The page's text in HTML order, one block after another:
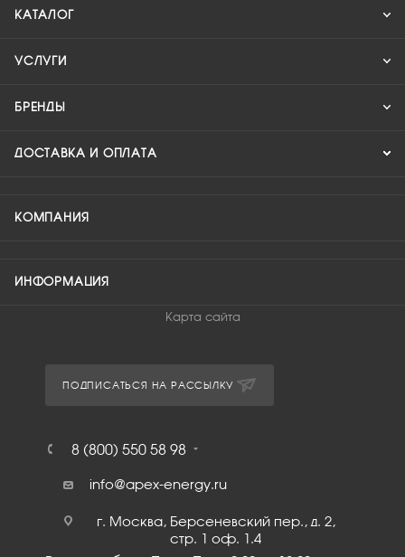
КАТАЛОГ
УСЛУГИ
БРЕНДЫ
ДОСТАВКА И ОПЛАТА
КОМПАНИЯ
ИНФОРМАЦИЯ
Карта сайта
ПОДПИСАТЬСЯ НА РАССЫЛКУ
8 (800) 550 58 98
info@apex-energy.ru
г. Москва, Берсеневский пер., д. 2,
стр. 1 оф. 1.4